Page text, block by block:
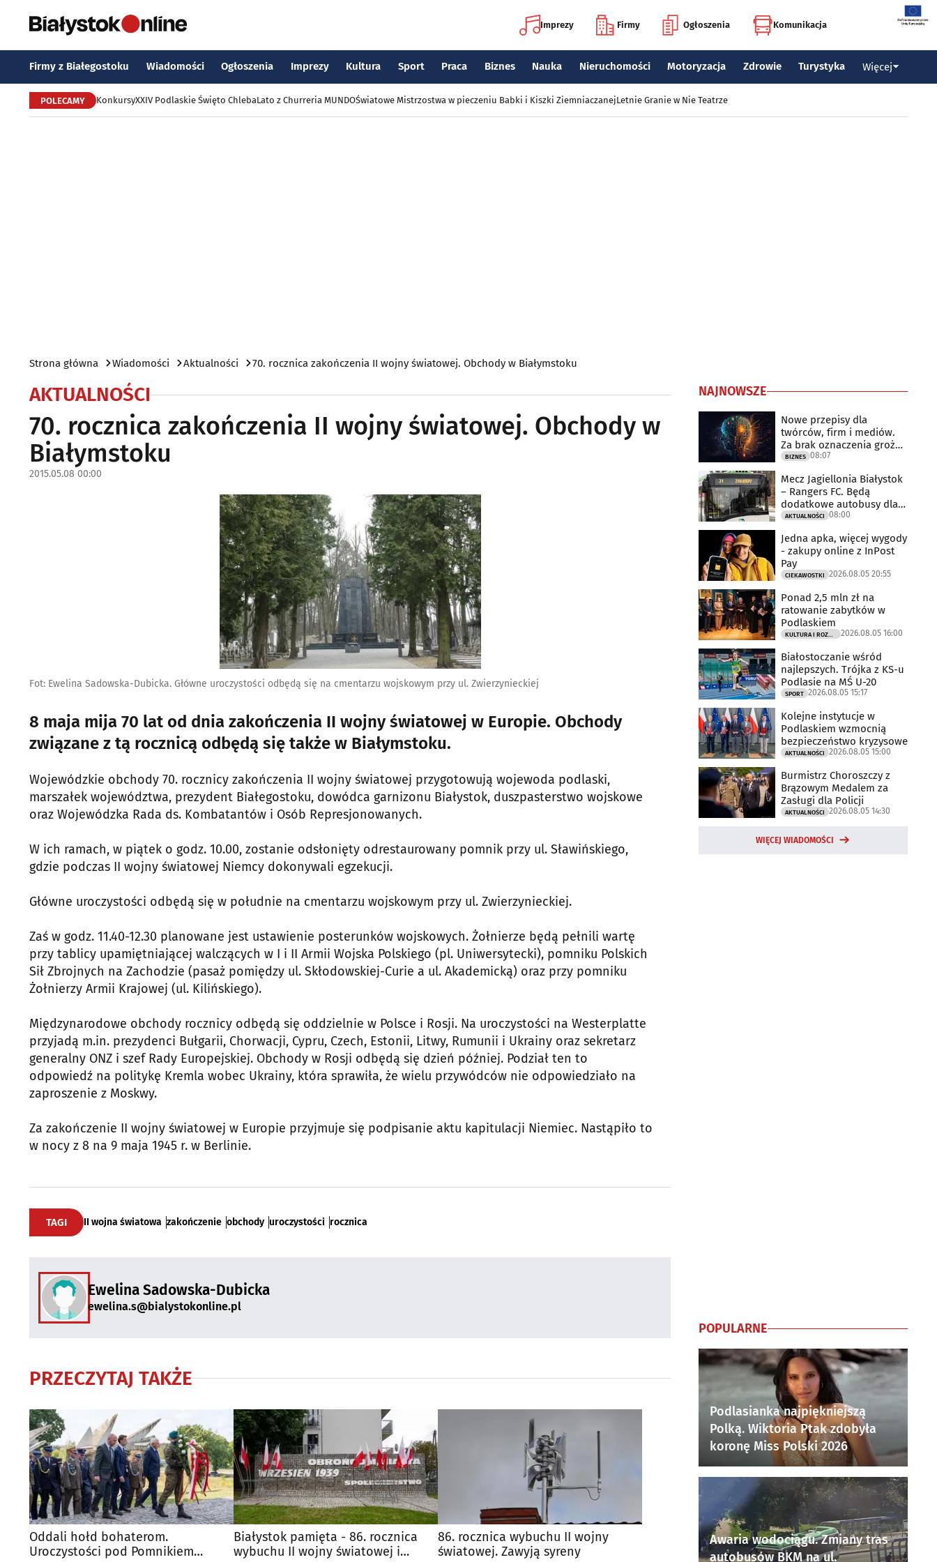
Imprezy Firmy Ogłoszenia Komunikacja
Firmy z Białegostoku Wiadomości Ogłoszenia Imprezy Kultura Sport Praca Biznes Nauka Nieruchomości Motoryzacja Zdrowie Turystyka Więcej
POLECAMY KonkursyXXIV Podlaskie Święto ChlebaLato z Churreria MUNDOŚwiatowe Mistrzostwa w pieczeniu Babki i Kiszki ZiemniaczanejLetnie Granie w Nie Teatrze
Strona główna Wiadomości Aktualności 70. rocznica zakończenia II wojny światowej. Obchody w Białymstoku
AKTUALNOŚCI
70. rocznica zakończenia II wojny światowej. Obchody w
Białymstoku
2015.05.08 00:00
Fot: Ewelina Sadowska-Dubicka. Główne uroczystości odbędą się na cmentarzu wojskowym przy ul. Zwierzynieckiej
8 maja mija 70 lat od dnia zakończenia II wojny światowej w Europie. Obchody
związane z tą rocznicą odbędą się także w Białymstoku.
Wojewódzkie obchody 70. rocznicy zakończenia II wojny światowej przygotowują wojewoda podlaski,
marszałek województwa, prezydent Białegostoku, dowódca garnizonu Białystok, duszpasterstwo wojskowe
oraz Wojewódzka Rada ds. Kombatantów i Osób Represjonowanych.
W ich ramach, w piątek o godz. 10.00, zostanie odsłonięty odrestaurowany pomnik przy ul. Sławińskiego,
gdzie podczas II wojny światowej Niemcy dokonywali egzekucji.
Główne uroczystości odbędą się w południe na cmentarzu wojskowym przy ul. Zwierzynieckiej.
Zaś w godz. 11.40-12.30 planowane jest ustawienie posterunków wojskowych. Żołnierze będą pełnili wartę
przy tablicy upamiętniającej walczących w I i II Armii Wojska Polskiego (pl. Uniwersytecki), pomniku Polskich
Sił Zbrojnych na Zachodzie (pasaż pomiędzy ul. Skłodowskiej-Curie a ul. Akademicką) oraz przy pomniku
Żołnierzy Armii Krajowej (ul. Kilińskiego).
Międzynarodowe obchody rocznicy odbędą się oddzielnie w Polsce i Rosji. Na uroczystości na Westerplatte
przyjadą m.in. prezydenci Bułgarii, Chorwacji, Cypru, Czech, Estonii, Litwy, Rumunii i Ukrainy oraz sekretarz
generalny ONZ i szef Rady Europejskiej. Obchody w Rosji odbędą się dzień później. Podział ten to
odpowiedź na politykę Kremla wobec Ukrainy, która sprawiła, że wielu przywódców nie odpowiedziało na
zaproszenie z Moskwy.
Za zakończenie II wojny światowej w Europie przyjmuje się podpisanie aktu kapitulacji Niemiec. Nastąpiło to
w nocy z 8 na 9 maja 1945 r. w Berlinie.
TAGI II wojna światowa zakończenie obchody uroczystości rocznica
Ewelina Sadowska-Dubicka
ewelina.s@bialystokonline.pl
PRZECZYTAJ TAKŻE
Oddali hołd bohaterom.
Uroczystości pod Pomnikiem
Białystok pamięta - 86. rocznica
wybuchu II wojny światowej i
86. rocznica wybuchu II wojny
światowej. Zawyją syreny
NAJNOWSZE
Nowe przepisy dla
twórców, firm i mediów.
Za brak oznaczenia grożą
milionowe
BIZNES 08:07
Mecz Jagiellonia Białystok
– Rangers FC. Będą
dodatkowe autobusy dla
kibiców
AKTUALNOŚCI 08:00
Jedna apka, więcej wygody
- zakupy online z InPost
Pay
CIEKAWOSTKI 2026.08.05 20:55
Ponad 2,5 mln zł na
ratowanie zabytków w
Podlaskiem
2026.08.05 16:00
Białostoczanie wśród
najlepszych. Trójka z KS-u
Podlasie na MŚ U-20
SPORT 2026.08.05 15:17
Kolejne instytucje w
Podlaskiem wzmocnią
bezpieczeństwo kryzysowe
AKTUALNOŚCI 2026.08.05 15:00
Burmistrz Choroszczy z
Brązowym Medalem za
Zasługi dla Policji
AKTUALNOŚCI 2026.08.05 14:30
WIĘCEJ WIADOMOŚCI
POPULARNE
Podlasianka najpiękniejszą
Polką. Wiktoria Ptak zdobyła
koronę Miss Polski 2026
Awaria wodociągu. Zmiany tras
autobusów BKM na ul.